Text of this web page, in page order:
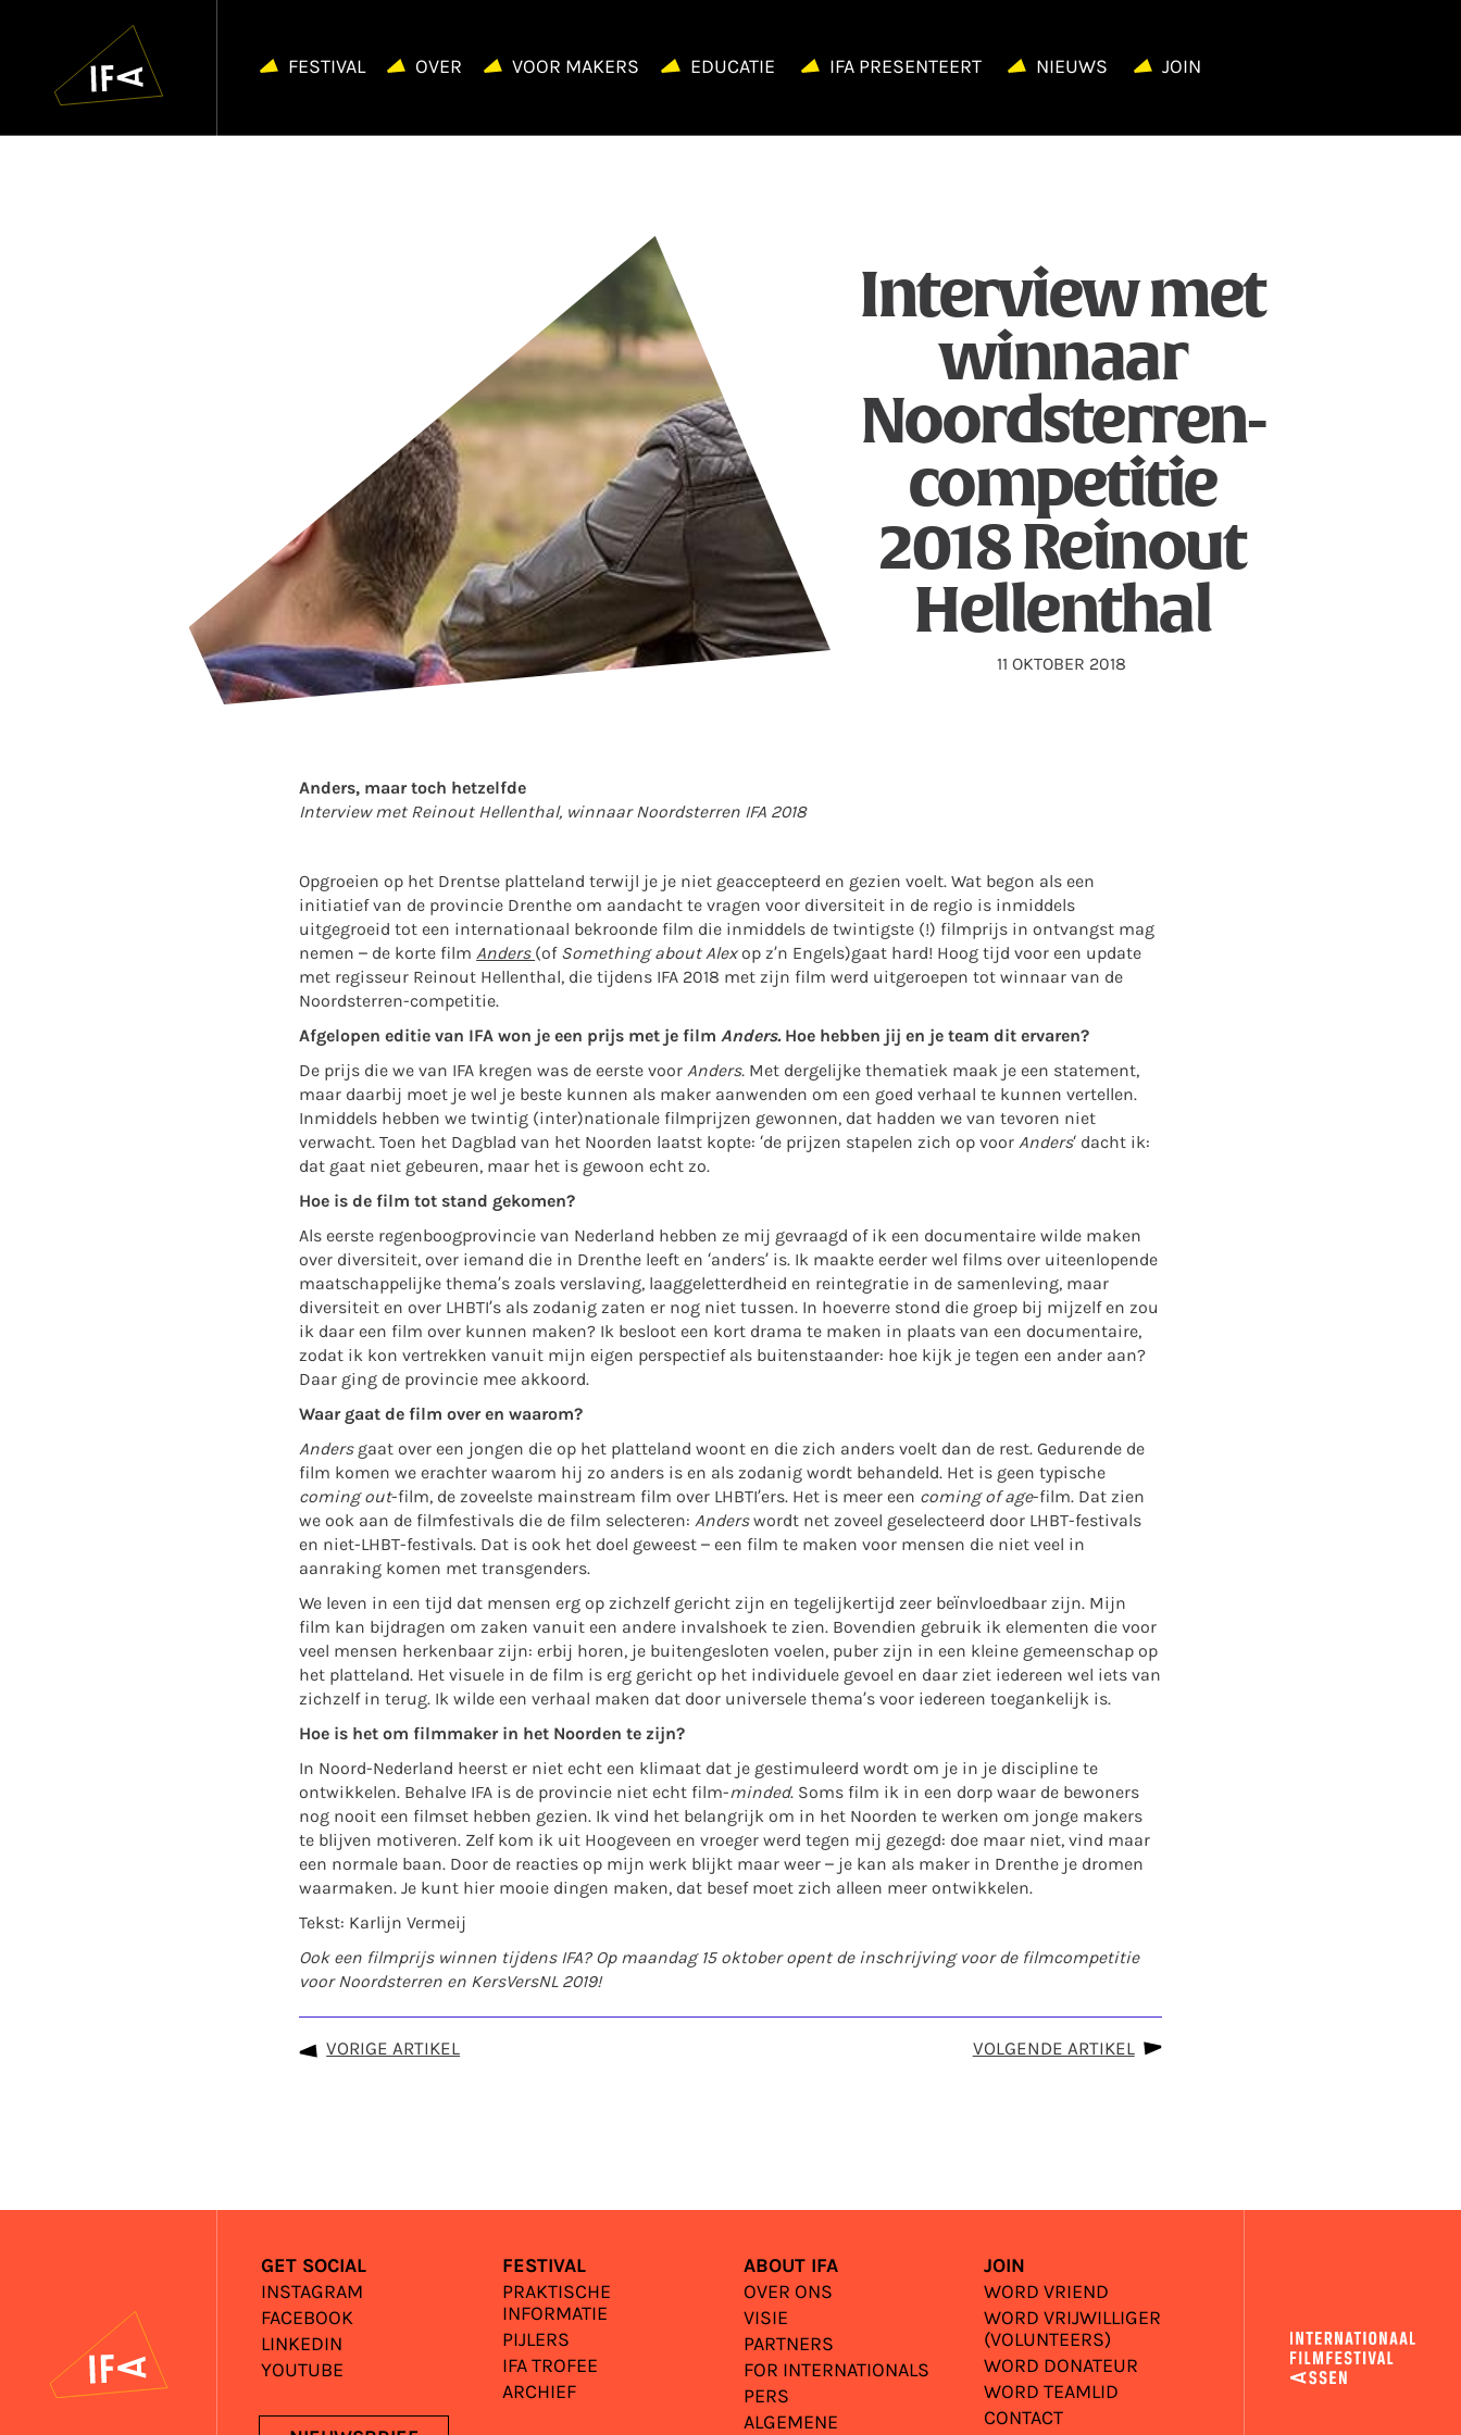
Navigatie
overslaan
FESTIVAL OVER VOOR MAKERS EDUCATIE IFA PRESENTEERT NIEUWS JOIN
Interview met
winnaar
Noordsterren-
competitie
2018 Reinout
Hellenthal
11 OKTOBER 2018
Anders, maar toch hetzelfde
Interview met Reinout Hellenthal, winnaar Noordsterren IFA 2018
Opgroeien op het Drentse platteland terwijl je je niet geaccepteerd en gezien voelt. Wat begon als een
initiatief van de provincie Drenthe om aandacht te vragen voor diversiteit in de regio is inmiddels
uitgegroeid tot een internationaal bekroonde film die inmiddels de twintigste (!) filmprijs in ontvangst mag
nemen – de korte filmAnders (of Something about Alexop z’n Engels)gaat hard! Hoog tijd voor een update
met regisseur Reinout Hellenthal, die tijdens IFA 2018 met zijn film werd uitgeroepen tot winnaar van de
Noordsterren-competitie.
Afgelopen editie van IFA won je een prijs met je filmAnders. Hoe hebben jij en je team dit ervaren?
De prijs die we van IFA kregen was de eerste voorAnders. Met dergelijke thematiek maak je een statement,
maar daarbij moet je wel je beste kunnen als maker aanwenden om een goed verhaal te kunnen vertellen.
Inmiddels hebben we twintig (inter)nationale filmprijzen gewonnen, dat hadden we van tevoren niet
verwacht. Toen het Dagblad van het Noorden laatst kopte: ‘de prijzen stapelen zich op voorAnders‘ dacht ik:
dat gaat niet gebeuren, maar het is gewoon echt zo.
Hoe is de film tot stand gekomen?
Als eerste regenboogprovincie van Nederland hebben ze mij gevraagd of ik een documentaire wilde maken
over diversiteit, over iemand die in Drenthe leeft en ‘anders’ is. Ik maakte eerder wel films over uiteenlopende
maatschappelijke thema’s zoals verslaving, laaggeletterdheid en reintegratie in de samenleving, maar
diversiteit en over LHBTI’s als zodanig zaten er nog niet tussen. In hoeverre stond die groep bij mijzelf en zou
ik daar een film over kunnen maken? Ik besloot een kort drama te maken in plaats van een documentaire,
zodat ik kon vertrekken vanuit mijn eigen perspectief als buitenstaander: hoe kijk je tegen een ander aan?
Daar ging de provincie mee akkoord.
Waar gaat de film over en waarom?
Anders gaat over een jongen die op het platteland woont en die zich anders voelt dan de rest. Gedurende de
film komen we erachter waarom hij zo anders is en als zodanig wordt behandeld. Het is geen typische
coming out-film, de zoveelste mainstream film over LHBTI’ers. Het is meer een coming of age-film. Dat zien
we ook aan de filmfestivals die de film selecteren:Anderswordt net zoveel geselecteerd door LHBT-festivals
en niet-LHBT-festivals. Dat is ook het doel geweest – een film te maken voor mensen die niet veel in
aanraking komen met transgenders.
We leven in een tijd dat mensen erg op zichzelf gericht zijn en tegelijkertijd zeer beïnvloedbaar zijn. Mijn
film kan bijdragen om zaken vanuit een andere invalshoek te zien. Bovendien gebruik ik elementen die voor
veel mensen herkenbaar zijn: erbij horen, je buitengesloten voelen, puber zijn in een kleine gemeenschap op
het platteland. Het visuele in de film is erg gericht op het individuele gevoel en daar ziet iedereen wel iets van
zichzelf in terug. Ik wilde een verhaal maken dat door universele thema’s voor iedereen toegankelijk is.
Hoe is het om filmmaker in het Noorden te zijn?
In Noord-Nederland heerst er niet echt een klimaat dat je gestimuleerd wordt om je in je discipline te
ontwikkelen. Behalve IFA is de provincie niet echt film-minded. Soms film ik in een dorp waar de bewoners
nog nooit een filmset hebben gezien. Ik vind het belangrijk om in het Noorden te werken om jonge makers
te blijven motiveren. Zelf kom ik uit Hoogeveen en vroeger werd tegen mij gezegd: doe maar niet, vind maar
een normale baan. Door de reacties op mijn werk blijkt maar weer – je kan als maker in Drenthe je dromen
waarmaken. Je kunt hier mooie dingen maken, dat besef moet zich alleen meer ontwikkelen.
Tekst: Karlijn Vermeij
Ook een filmprijs winnen tijdens IFA? Op maandag 15 oktober opent de inschrijving voor de filmcompetitie
voor Noordsterren en KersVersNL 2019!
VORIGE ARTIKEL VOLGENDE ARTIKEL
GET SOCIAL
INSTAGRAM
FACEBOOK
LINKEDIN
YOUTUBE
FESTIVAL
PRAKTISCHE
INFORMATIE
PIJLERS
IFA TROFEE
ARCHIEF
ABOUT IFA
OVER ONS
VISIE
PARTNERS
FOR INTERNATIONALS
PERS
ALGEMENE
JOIN
WORD VRIEND
WORD VRIJWILLIGER
(VOLUNTEERS)
WORD DONATEUR
WORD TEAMLID
CONTACT